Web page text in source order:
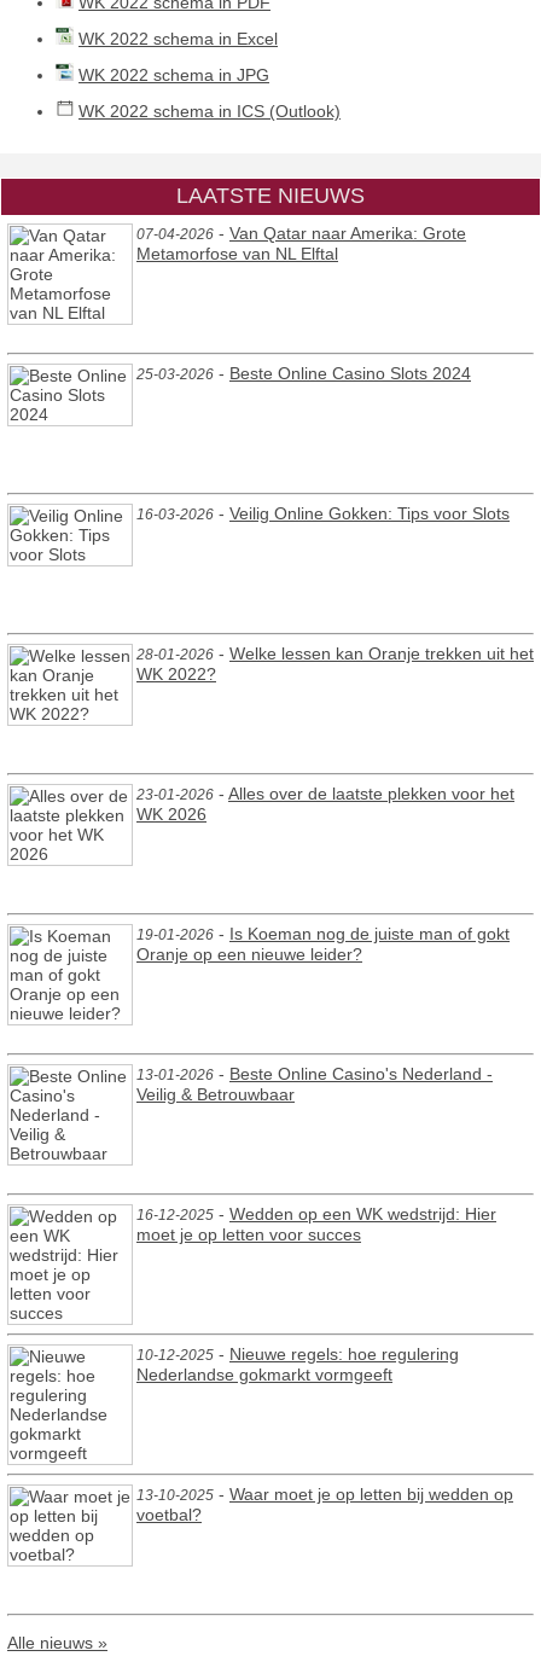
WK 2022 schema in Excel
WK 2022 schema in JPG
WK 2022 schema in ICS (Outlook)
LAATSTE NIEUWS
07-04-2026 - Van Qatar naar Amerika: Grote
Metamorfose van NL Elftal
25-03-2026 - Beste Online Casino Slots 2024
16-03-2026 - Veilig Online Gokken: Tips voor Slots
28-01-2026 - Welke lessen kan Oranje trekken uit het
WK 2022?
23-01-2026 - Alles over de laatste plekken voor het
WK 2026
19-01-2026 - Is Koeman nog de juiste man of gokt
Oranje op een nieuwe leider?
13-01-2026 - Beste Online Casino's Nederland -
Veilig & Betrouwbaar
16-12-2025 - Wedden op een WK wedstrijd: Hier
moet je op letten voor succes
10-12-2025 - Nieuwe regels: hoe regulering
Nederlandse gokmarkt vormgeeft
13-10-2025 - Waar moet je op letten bij wedden op
voetbal?
Alle nieuws »